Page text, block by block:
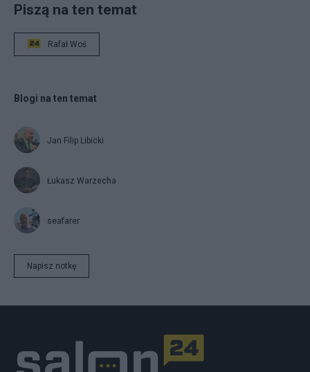
Piszą na ten temat
Rafał Woś
Blogi na ten temat
Jan Filip Libicki
Łukasz Warzecha
seafarer
Napisz notkę